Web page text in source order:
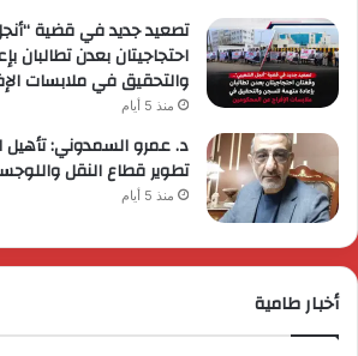
تصعيد جديد في قضية
احتجاجيتان بعدن
والتحقيق في ملابسات
منذ 5 أيام
د. عمرو السمدوني: تأهيل
تطوير قطاع النقل
منذ 5 أيام
أخبار طامية